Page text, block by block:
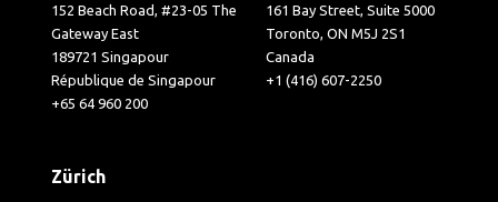
152 Beach Road, #23-05 The
Gateway East
189721 Singapour
République de Singapour
+65 64 960 200
161 Bay Street, Suite 5000
Toronto, ON M5J 2S1
Canada
+1 (416) 607-2250
Zürich